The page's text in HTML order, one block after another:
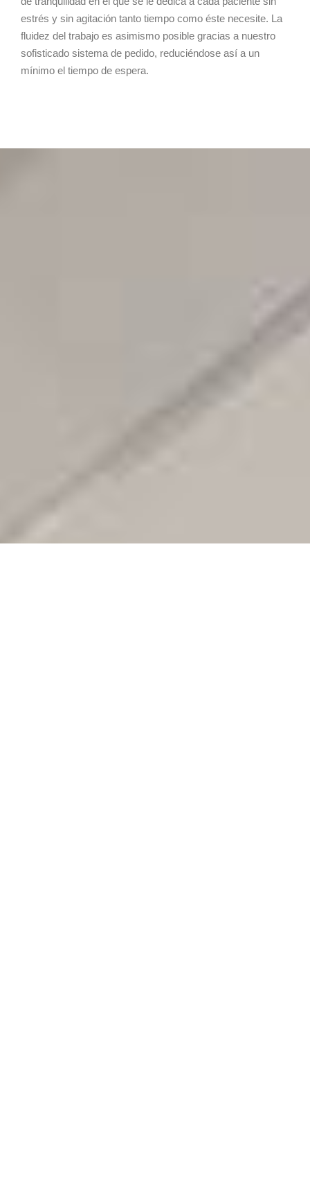
estrés y sin agitación tanto tiempo como éste necesite. La
fluidez del trabajo es asimismo posible gracias a nuestro
sofisticado sistema de pedido, reduciéndose así a un
mínimo el tiempo de espera.